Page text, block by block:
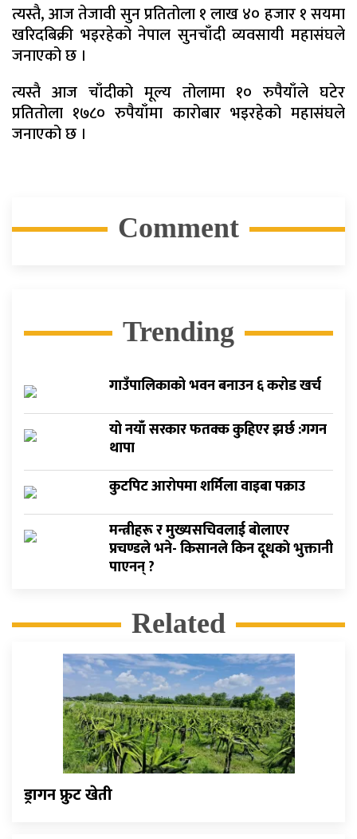
त्यस्तै, आज तेजावी सुन प्रतितोला १ लाख ४० हजार १ सयमा
खरिदबिक्री भइरहेको नेपाल सुनचाँदी व्यवसायी महासंघले
जनाएको छ ।
त्यस्तै आज चाँदीको मूल्य तोलामा १० रुपैयाँले घटेर
प्रतितोला १७८० रुपैयाँमा कारोबार भइरहेको महासंघले
जनाएको छ ।
Comment
Trending
गाउँपालिकाको भवन बनाउन ६ करोड खर्च
यो नयाँ सरकार फतक्क कुहिएर झर्छ :गगन
थापा
कुटपिट आरोपमा शर्मिला वाइबा पक्राउ
मन्त्रीहरू र मुख्यसचिवलाई बाेलाएर
प्रचण्डले भने- किसानले किन दूधकाे भुक्तानी
पाएनन् ?
Related
ड्रागन फ्रुट खेती